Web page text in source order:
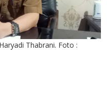
Thabrani. Foto :